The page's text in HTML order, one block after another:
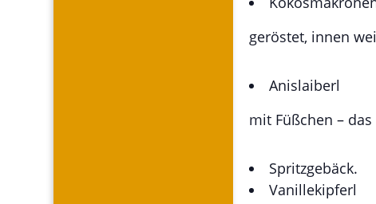
geröstet, innen
Anislaiberl
mit Füßchen –
Spritzgebäck.
Vanillekipferl